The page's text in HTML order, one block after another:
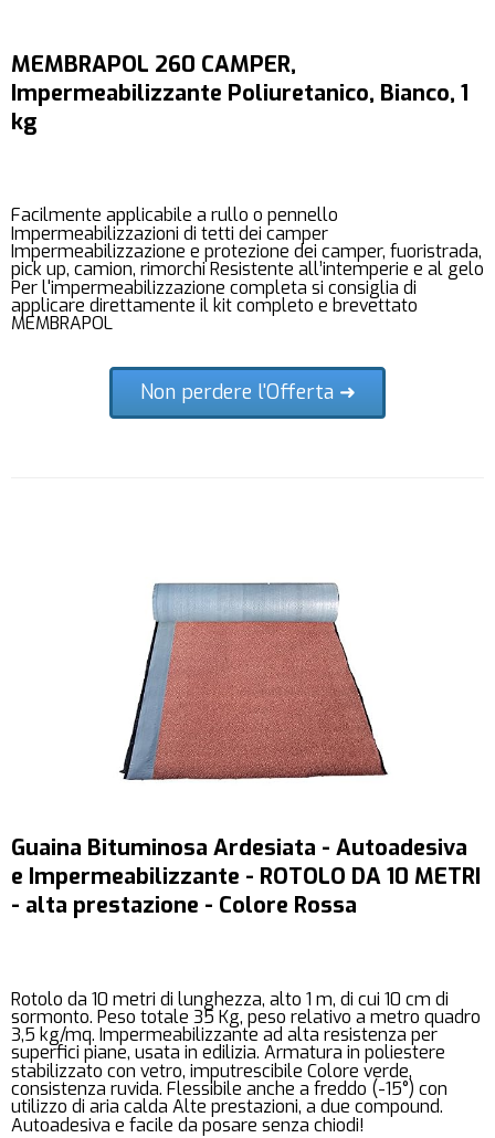
MEMBRAPOL 260 CAMPER,
Impermeabilizzante Poliuretanico, Bianco, 1
kg
Facilmente applicabile a rullo o pennello
Impermeabilizzazioni di tetti dei camper
Impermeabilizzazione e protezione dei camper, fuoristrada,
pick up, camion, rimorchi Resistente all’intemperie e al gelo
Per l'impermeabilizzazione completa si consiglia di
applicare direttamente il kit completo e brevettato
MEMBRAPOL
Non perdere l'Offerta ➜
Guaina Bituminosa Ardesiata - Autoadesiva
e Impermeabilizzante - ROTOLO DA 10 METRI
- alta prestazione - Colore Rossa
Rotolo da 10 metri di lunghezza, alto 1 m, di cui 10 cm di
sormonto. Peso totale 35 Kg, peso relativo a metro quadro
3,5 kg/mq. Impermeabilizzante ad alta resistenza per
superfici piane, usata in edilizia. Armatura in poliestere
stabilizzato con vetro, imputrescibile Colore verde,
consistenza ruvida. Flessibile anche a freddo (-15°) con
utilizzo di aria calda Alte prestazioni, a due compound.
Autoadesiva e facile da posare senza chiodi!